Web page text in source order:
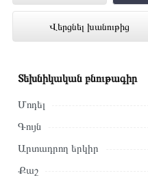
Վերցնել խանութից
ներկայացված է
խանութում
Տեխնիկական բնութագիր
Մոդել
Գույն
Արտադրող երկիր
Քաշ